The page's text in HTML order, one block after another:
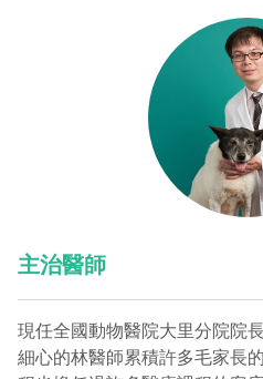
主治醫師
現任全國動物醫院大里分院院
細心的林醫師累積許多毛家長